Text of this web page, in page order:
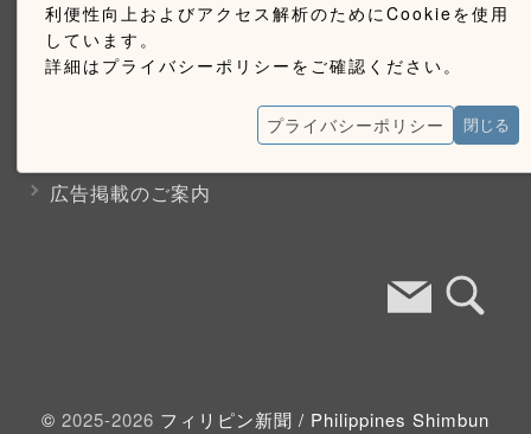
利便性向上およびアクセス解析のためにCookieを使用
しています。
詳細はプライバシーポリシーをご確認ください。
プライバシーポリシー 閉じる
お問い合わせ
広告掲載のご案内
© 2025-2026 フィリピン新聞 / Philippines Shimbun